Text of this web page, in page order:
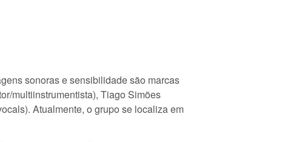
sonoras e sensibilidade são marcas
multiinstrumentista), Tiago Simões
Atualmente, o grupo se localiza em